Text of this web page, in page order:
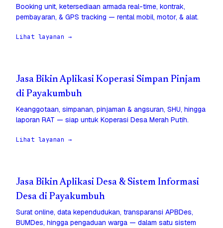
Booking unit, ketersediaan armada real-time, kontrak,
pembayaran, & GPS tracking — rental mobil, motor, & alat.
Lihat layanan →
Jasa Bikin Aplikasi Koperasi Simpan Pinjam
di Payakumbuh
Keanggotaan, simpanan, pinjaman & angsuran, SHU, hingga
laporan RAT — siap untuk Koperasi Desa Merah Putih.
Lihat layanan →
Jasa Bikin Aplikasi Desa & Sistem Informasi
Desa di Payakumbuh
Surat online, data kependudukan, transparansi APBDes,
BUMDes, hingga pengaduan warga — dalam satu sistem